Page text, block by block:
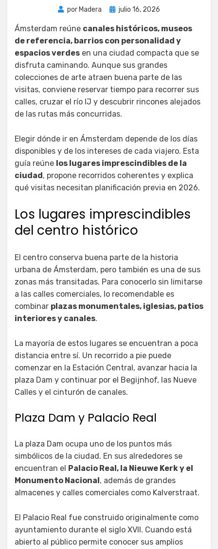
por Madera
Publicada
julio 16, 2026
Ámsterdam reúne canales históricos, museos
de referencia, barrios con personalidad y
espacios verdes en una ciudad compacta que se
disfruta caminando. Aunque sus grandes
colecciones de arte atraen buena parte de las
visitas, conviene reservar tiempo para recorrer sus
calles, cruzar el río IJ y descubrir rincones alejados
de las rutas más concurridas.
Elegir dónde ir en Ámsterdam depende de los días
disponibles y de los intereses de cada viajero. Esta
guía reúne los lugares imprescindibles de la
ciudad, propone recorridos coherentes y explica
qué visitas necesitan planificación previa en 2026.
Los lugares imprescindibles
del centro histórico
El centro conserva buena parte de la historia
urbana de Ámsterdam, pero también es una de sus
zonas más transitadas. Para conocerlo sin limitarse
a las calles comerciales, lo recomendable es
combinar plazas monumentales, iglesias, patios
interiores y canales.
La mayoría de estos lugares se encuentran a poca
distancia entre sí. Un recorrido a pie puede
comenzar en la Estación Central, avanzar hacia la
plaza Dam y continuar por el Begijnhof, las Nueve
Calles y el cinturón de canales.
Plaza Dam y Palacio Real
La plaza Dam ocupa uno de los puntos más
simbólicos de la ciudad. En sus alrededores se
encuentran el Palacio Real, la Nieuwe Kerk y el
Monumento Nacional, además de grandes
almacenes y calles comerciales como Kalverstraat.
El Palacio Real fue construido originalmente como
ayuntamiento durante el siglo XVII. Cuando está
abierto al público permite conocer sus amplios